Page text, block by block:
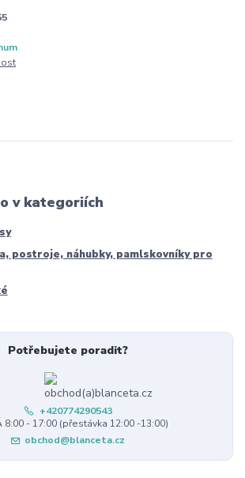
v kategoriích
postroje, náhubky, pamlskovníky pro
Potřebujete poradit?
+420774290543
8:00 - 17:00 (přestávka 12:00 -13:00)
obchod@blanceta.cz